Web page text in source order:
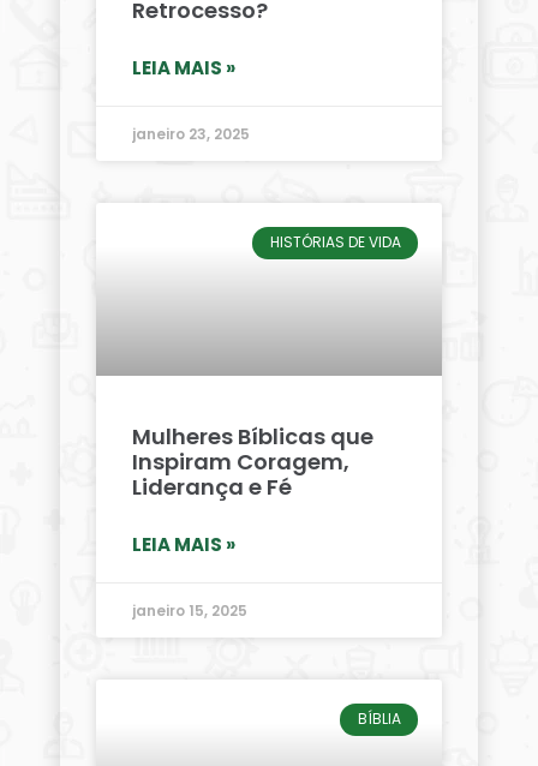
Retrocesso?
LEIA MAIS »
janeiro 23, 2025
HISTÓRIAS DE VIDA
Mulheres Bíblicas que
Inspiram Coragem,
Liderança e Fé
LEIA MAIS »
janeiro 15, 2025
BÍBLIA